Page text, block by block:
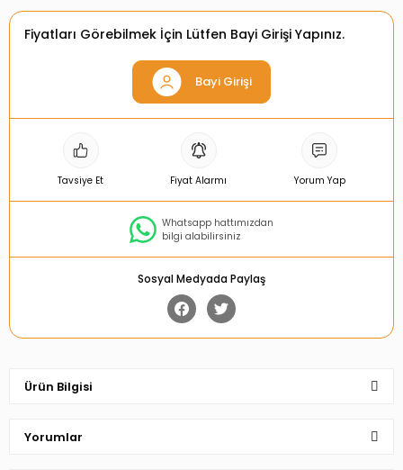
Fiyatları Görebilmek İçin Lütfen Bayi Girişi Yapınız.
Bayi Girişi
Tavsiye Et Fiyat Alarmı Yorum Yap
Whatsapp hattımızdan
bilgi alabilirsiniz
Sosyal Medyada Paylaş
Ürün Bilgisi
Yorumlar